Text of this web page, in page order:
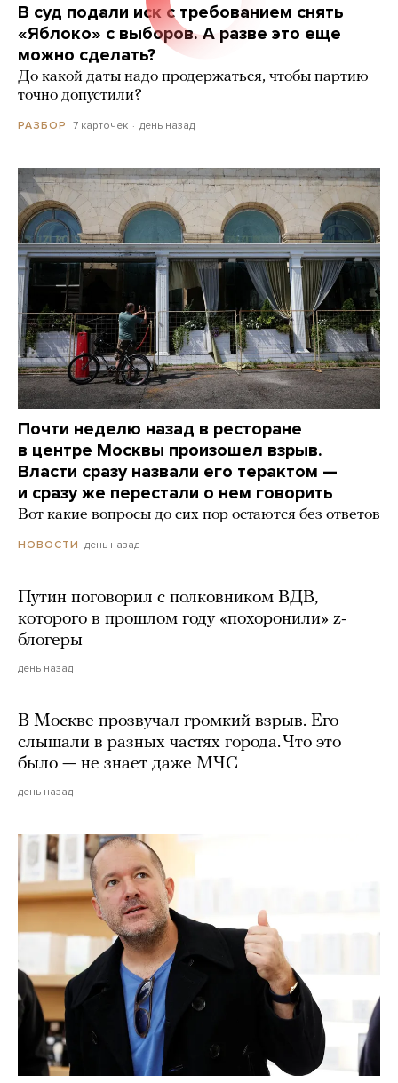
В суд подали иск с требованием снять
«Яблоко» с выборов. А разве это еще
можно сделать?
До какой даты надо продержаться, чтобы партию
точно допустили?
РАЗБОР 7 карточек день назад
Почти неделю назад в ресторане
в центре Москвы произошел взрыв.
Власти сразу назвали его терактом —
и сразу же перестали о нем говорить
Вот какие вопросы до сих пор остаются без ответов
НОВОСТИ день назад
Путин поговорил с полковником ВДВ,
которого в прошлом году «похоронили» z-
блогеры
день назад
В Москве прозвучал громкий взрыв. Его
слышали в разных частях города. Что это
было — не знает даже МЧС
день назад